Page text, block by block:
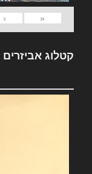
«
‹
קטלוג אביזרים Jeep 1984